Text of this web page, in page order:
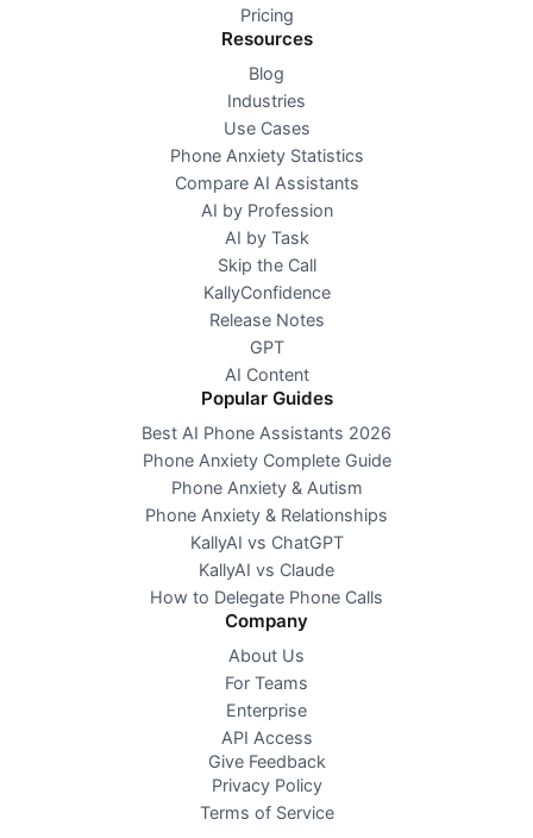
Pricing
Resources
Blog
Industries
Use Cases
Phone Anxiety Statistics
Compare AI Assistants
AI by Profession
AI by Task
Skip the Call
KallyConfidence
Release Notes
GPT
AI Content
Popular Guides
Best AI Phone Assistants 2026
Phone Anxiety Complete Guide
Phone Anxiety & Autism
Phone Anxiety & Relationships
KallyAI vs ChatGPT
KallyAI vs Claude
How to Delegate Phone Calls
Company
About Us
For Teams
Enterprise
API Access
Give Feedback
Privacy Policy
Terms of Service